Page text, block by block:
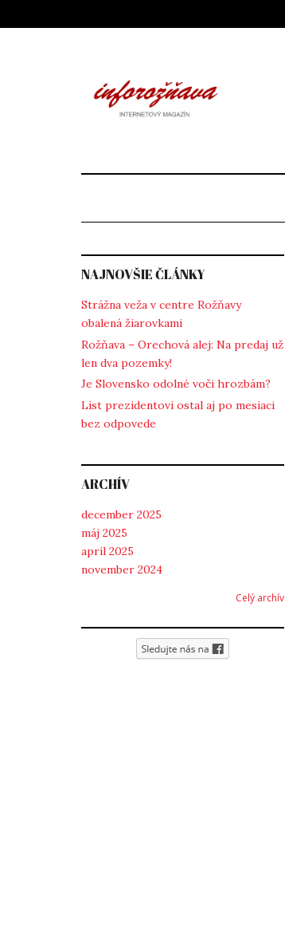
to
NAJNOVŠIE ČLÁNKY
Strážna veža v centre Rožňavy
obalená žiarovkami
Rožňava – Orechová alej: Na predaj už
len dva pozemky!
Je Slovensko odolné voči hrozbám?
List prezidentovi ostal aj po mesiaci
bez odpovede
ARCHÍV
december 2025
máj 2025
apríl 2025
november 2024
Celý archív